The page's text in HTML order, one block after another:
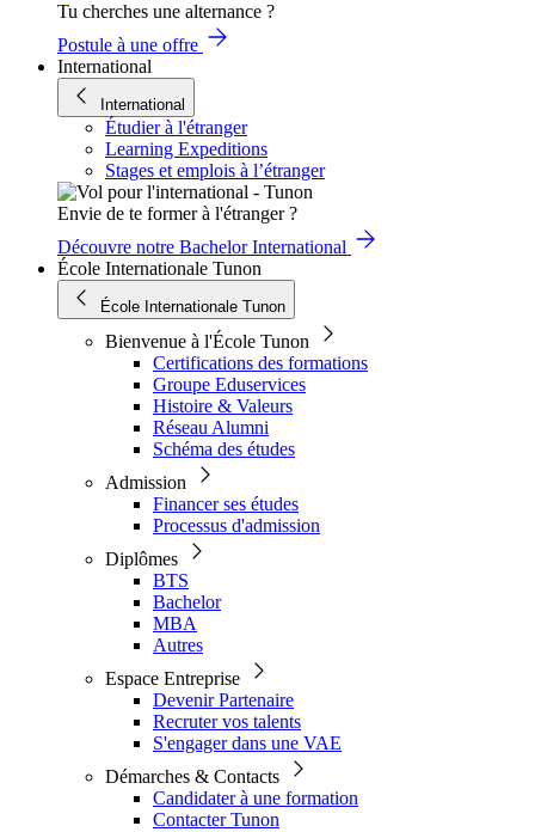
Tu cherches une alternance ?
Postule à une offre
International
International
Étudier à l'étranger
Learning Expeditions
Stages et emplois à l’étranger
Envie de te former à l'étranger ?
Découvre notre Bachelor International
École Internationale Tunon
École Internationale Tunon
Bienvenue à l'École Tunon
Certifications des formations
Groupe Eduservices
Histoire & Valeurs
Réseau Alumni
Schéma des études
Admission
Financer ses études
Processus d'admission
Diplômes
BTS
Bachelor
MBA
Autres
Espace Entreprise
Devenir Partenaire
Recruter vos talents
S'engager dans une VAE
Démarches & Contacts
Candidater à une formation
Contacter Tunon